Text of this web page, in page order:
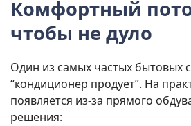
Комфортный
чтобы не дуло
Один из самых частых бытовых
“кондиционер продует”. На
появляется из-за прямого
решения: